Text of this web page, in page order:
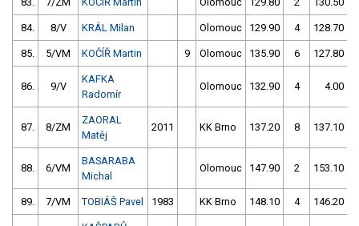
84. 8/V KRÁL Milan Olomouc 129.90 4 128.70
85. 5/VM KOČÍŘ Martin 9 Olomouc 135.90 6 127.80
86. 9/V
KAFKA
Radomír
Olomouc 132.90 4 4.00
87. 8/ZM
ZAORAL
Matěj
2011 KK Brno 137.20 8 137.10
88. 6/VM
BASARABA
Michal
Olomouc 147.90 2 153.10
89. 7/VM TOBIÁŠ Pavel 1983 KK Brno 148.10 4 146.20